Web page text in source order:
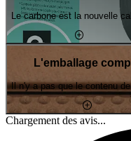
Le carbone est la nouvelle
L'emballage
Il n'y a pas que le contenu
Chargement des avis...